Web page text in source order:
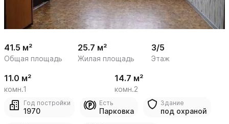
1
/
11
41.5 м²
Общая площадь
25.7 м²
Жилая площадь
3/5
Этаж
11.0 м²
комн.1
14.7 м²
комн.2
Год постройки
1970
Есть
Парковка
Здание
под охраной